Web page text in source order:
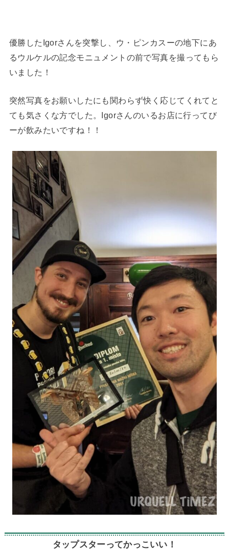
優勝したIgorさんを突撃し、ウ・ピンカスーの地下にあ
るウルケルの記念モニュメントの前で写真を撮ってもら
いました！
突然写真をお願いしたにも関わらず快く応じてくれてと
ても気さくな方でした。Igorさんのいるお店に行ってび
ーが飲みたいですね！！
タップスターってかっこいい！